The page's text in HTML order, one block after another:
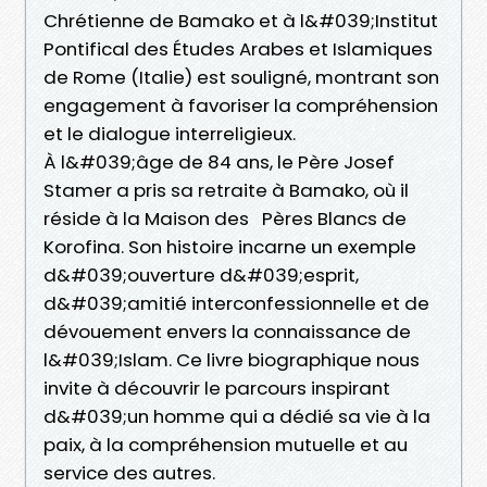
Chrétienne de Bamako et à l&#039;Institut
Pontifical des Études Arabes et Islamiques
de Rome (Italie) est souligné, montrant son
engagement à favoriser la compréhension
et le dialogue interreligieux.
À l&#039;âge de 84 ans, le Père Josef
Stamer a pris sa retraite à Bamako, où il
réside à la Maison des Pères Blancs de
Korofina. Son histoire incarne un exemple
d&#039;ouverture d&#039;esprit,
d&#039;amitié interconfessionnelle et de
dévouement envers la connaissance de
l&#039;Islam. Ce livre biographique nous
invite à découvrir le parcours inspirant
d&#039;un homme qui a dédié sa vie à la
paix, à la compréhension mutuelle et au
service des autres.